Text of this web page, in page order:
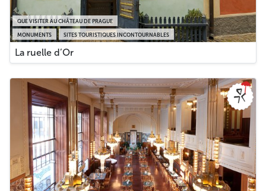
MONUMENTS SITES TOURISTIQUES INCONTOURNABLES
QUE VISITER AU CHÂTEAU DE PRAGUE
La ruelle d’Or